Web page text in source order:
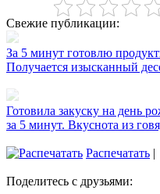
Свежие публикации:
За 5 минут готовлю
Получается изысканный
Готовила закуску на день
за 5 минут. Вкуснота из
Распечатать |
Поделитесь с друзьями: